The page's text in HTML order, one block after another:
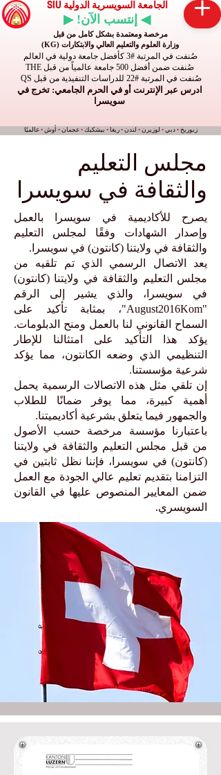
الجامعة السويسرية الدولية SIU
◀ إنتسب الآن! ▶
مرخصة ومعتمدة بشكل كامل من قبل
وزارة العلوم والتعليم العالي والابتكارات (KG)
صُنفت في المرتبة #3 كأفضل جامعة دولية في العالم
صُنفت ضمن أفضل 500 جامعة عالمياً من قبل THE
صُنفت في المرتبة #22 للدراسات التنفيذية من قبل QS
ادرس عبر الإنترنت أو في الحرم الجامعي: تخرج في
سويسرا
زيوريخ • دبي • لوزيرن • لندن • ريغا • بيشكيك • عجمان • أوش • عالميًا
مجلس التعليم
والثقافة في سويسرا
يصرح للأكاديمية في سويسرا بالعمل
وإصدار الشهادات وفقًا لمجلس التعليم
والثقافة في ولايتنا (كانتون) في سويسرا.
يعد الاتصال الرسمي الذي تم تلقيه من
مجلس التعليم والثقافة في ولايتنا (كانتون)
في سويسرا، والذي يشير إلى الرقم
"August2016Kom"، بمثابة تأكيد على
السماح القانوني لنا بالعمل ومنح الدبلومات.
يؤكد هذا التأكيد على امتثالنا للإطار
التنظيمي الذي وضعه الكانتون، مما يؤكد
شرعية مؤسستنا.
إن تلقي مثل هذه الاتصالات الرسمية يحمل
أهمية كبيرة، مما يوفر ضمانًا للطلاب
والجمهور فيما يتعلق بشرعية أكاديميتنا.
باعتبارنا مؤسسة مرخصة حسب الأصول
من قبل مجلس التعليم والثقافة في ولايتنا
(كانتون) في سويسرا، فإننا نظل ثابتين في
التزامنا بتقديم تعليم عالي الجودة مع العمل
ضمن المعايير المنصوص عليها في القانون
السويسري.